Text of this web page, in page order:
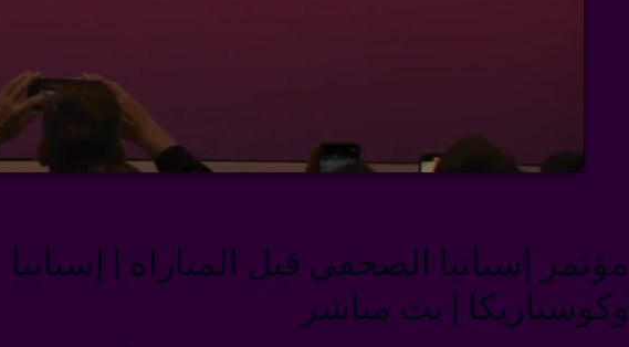
مؤتمر إسبانيا الصحفي قبل المباراة | إسبانيا
وكوستاريكا | بث مباشر